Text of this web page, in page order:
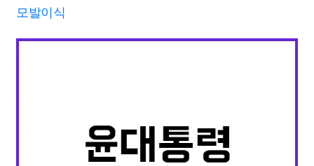
모발이식